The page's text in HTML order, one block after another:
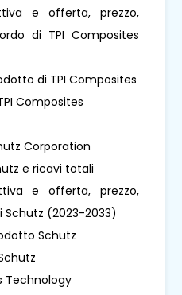
e offerta, prezzo,
di TPI Composites
di TPI Composites
Composites
Corporation
e ricavi totali
e offerta, prezzo,
Schutz (2023-2033)
Schutz
Technology